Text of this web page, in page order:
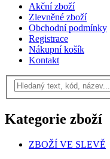
Akční zboží
Zlevněné zboží
Obchodní podmínky
Registrace
Nákupní košík
Kontakt
Kategorie zboží
ZBOŽÍ VE SLEVĚ